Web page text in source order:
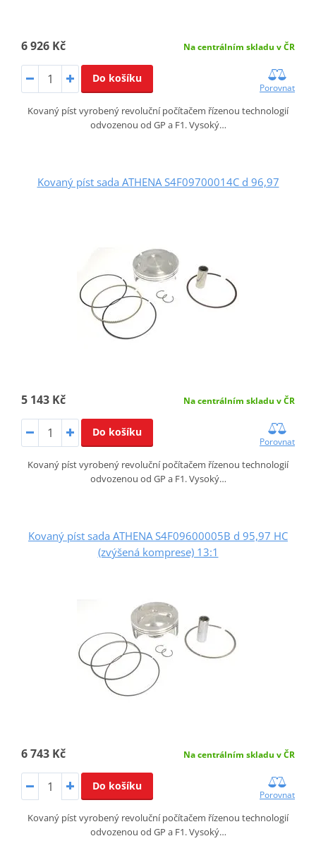
6 926 Kč Na centrálním skladu v ČR
Do košíku
Porovnat
Kovaný píst vyrobený revoluční počítačem řízenou technologií
odvozenou od GP a F1. Vysoký…
Kovaný píst sada ATHENA S4F09700014C d 96,97
5 143 Kč Na centrálním skladu v ČR
Do košíku
Porovnat
Kovaný píst vyrobený revoluční počítačem řízenou technologií
odvozenou od GP a F1. Vysoký…
Kovaný píst sada ATHENA S4F09600005B d 95,97 HC
(zvýšená komprese) 13:1
6 743 Kč Na centrálním skladu v ČR
Do košíku
Porovnat
Kovaný píst vyrobený revoluční počítačem řízenou technologií
odvozenou od GP a F1. Vysoký…